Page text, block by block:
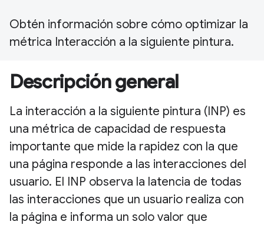
Obtén información sobre cómo optimizar la
métrica Interacción a la siguiente pintura.
Descripción general
La interacción a la siguiente pintura (INP) es
una métrica de capacidad de respuesta
importante que mide la rapidez con la que
una página responde a las interacciones del
usuario. El INP observa la latencia de todas
las interacciones que un usuario realiza con
la página e informa un solo valor que